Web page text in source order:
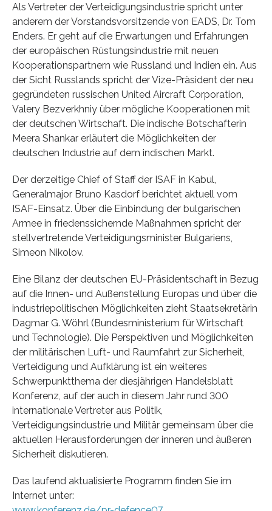
Als Vertreter der Verteidigungsindustrie spricht unter
anderem der Vorstandsvorsitzende von EADS, Dr. Tom
Enders. Er geht auf die Erwartungen und Erfahrungen
der europäischen Rüstungsindustrie mit neuen
Kooperationspartnern wie Russland und Indien ein. Aus
der Sicht Russlands spricht der Vize-Präsident der neu
gegründeten russischen United Aircraft Corporation,
Valery Bezverkhniy über mögliche Kooperationen mit
der deutschen Wirtschaft. Die indische Botschafterin
Meera Shankar erläutert die Möglichkeiten der
deutschen Industrie auf dem indischen Markt.
Der derzeitige Chief of Staff der ISAF in Kabul,
Generalmajor Bruno Kasdorf berichtet aktuell vom
ISAF-Einsatz. Über die Einbindung der bulgarischen
Armee in friedenssichernde Maßnahmen spricht der
stellvertretende Verteidigungsminister Bulgariens,
Simeon Nikolov.
Eine Bilanz der deutschen EU-Präsidentschaft in Bezug
auf die Innen- und Außenstellung Europas und über die
industriepolitischen Möglichkeiten zieht Staatsekretärin
Dagmar G. Wöhrl (Bundesministerium für Wirtschaft
und Technologie). Die Perspektiven und Möglichkeiten
der militärischen Luft- und Raumfahrt zur Sicherheit,
Verteidigung und Aufklärung ist ein weiteres
Schwerpunktthema der diesjährigen Handelsblatt
Konferenz, auf der auch in diesem Jahr rund 300
internationale Vertreter aus Politik,
Verteidigungsindustrie und Militär gemeinsam über die
aktuellen Herausforderungen der inneren und äußeren
Sicherheit diskutieren.
Das laufend aktualisierte Programm finden Sie im
Internet unter: